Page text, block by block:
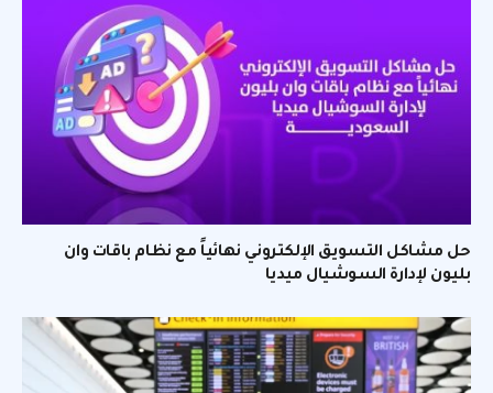
حل مشاكل التسويق الإلكتروني نهائياً مع نظام باقات وان
بليون لإدارة السوشيال ميديا